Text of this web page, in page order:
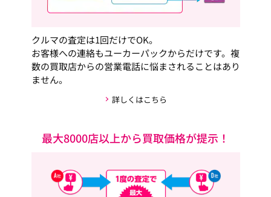
クルマの査定は1回だけでOK。
お客様への連絡もユーカーパックからだけです。複
数の買取店からの営業電話に悩まされることはあり
ません。
詳しくはこちら
最大8000店以上から買取価格が提示！